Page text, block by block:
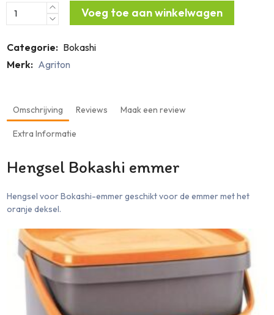
Voeg toe aan winkelwagen
Categorie: Bokashi
Merk: Agriton
Omschrijving Reviews Maak een review
Extra Informatie
Hengsel Bokashi emmer
Hengsel voor Bokashi-emmer geschikt voor de emmer met het
oranje deksel.